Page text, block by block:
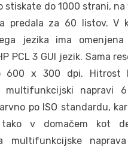
stiskate do 1000 strani,
predala za 60 listov. V
jezika ima
PCL 3 GUI jezik. Sama
600 x 300 dpi. Hitrost
multifunkcijski napravi
po ISO standardu,
tako v domačem kot
multifunkcijske